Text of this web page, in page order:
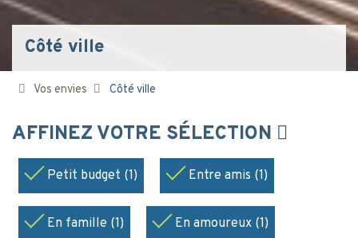
Côté ville
Vos envies Côté ville
AFFINEZ VOTRE SÉLECTION
Petit budget (1) Entre amis (1)
En famille (1) En amoureux (1)